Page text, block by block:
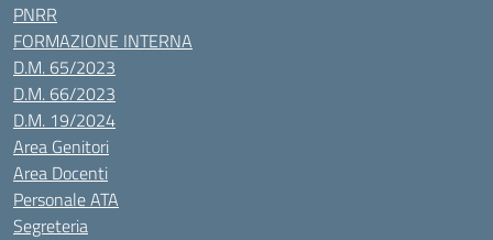
PNRR
FORMAZIONE INTERNA
D.M. 65/2023
D.M. 66/2023
D.M. 19/2024
Area Genitori
Area Docenti
Personale ATA
Segreteria